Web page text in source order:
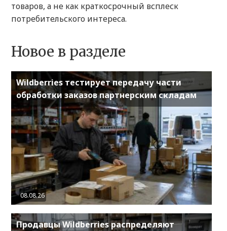
товаров, а не как краткосрочный всплеск
потребительского интереса.
Новое в разделе
Wildberries тестирует передачу части
обработки заказов партнерским складам
08.08.26
Продавцы Wildberries распределяют